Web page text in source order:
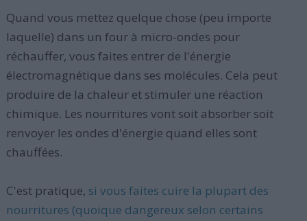
Quand vous mettez quelque chose (peu importe
laquelle) dans un four à micro-ondes pour
réchauffer, vous faites entrer de l'énergie
électromagnétique dans ses molécules. Cela peut
produire de la chaleur et stimuler une réaction
chimique. Les nourritures vont soit absorber soit
renvoyer les ondes d'énergie quand elles sont
chauffées.
C'est pratique, si vous faites cuire la plupart des
nourritures (quoique dangereux selon certains